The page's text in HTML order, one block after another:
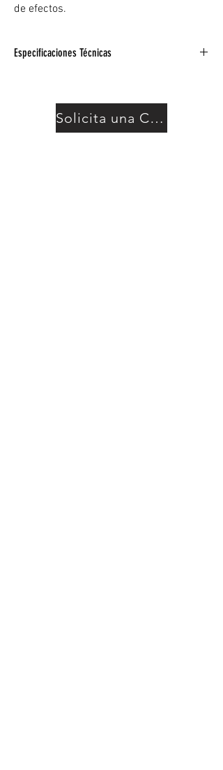
de efectos.
Especificaciones Técnicas
50-60 Hz
Amperios de salida:100 mA
Solicita una Cotización